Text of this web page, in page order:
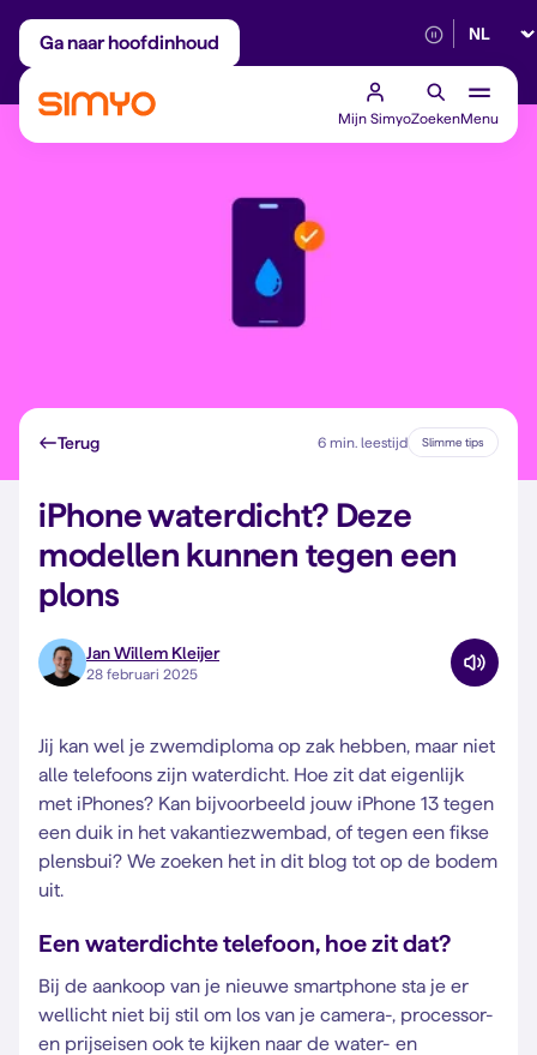
Ga naar hoofdinhoud
Maandelijks aanpasbaar Betrouwbaar
Mijn SimyoZoekenMenu
Terug 6 min. leestijd Slimme tips
iPhone waterdicht? Deze
modellen kunnen tegen een
plons
Jan Willem Kleijer
28 februari 2025
Jij kan wel je zwemdiploma op zak hebben, maar niet
alle telefoons zijn waterdicht. Hoe zit dat eigenlijk
met iPhones? Kan bijvoorbeeld jouw iPhone 13 tegen
een duik in het vakantiezwembad, of tegen een fikse
plensbui? We zoeken het in dit blog tot op de bodem
uit.
Een waterdichte telefoon, hoe zit dat?
Bij de aankoop van je nieuwe smartphone sta je er
wellicht niet bij stil om los van je camera-, processor-
en prijseisen ook te kijken naar de water- en